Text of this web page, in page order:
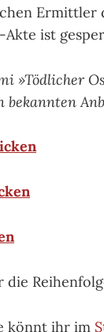
Ermittler
Akte ist
»Tödlicher
bekannten
die
könnt ihr im